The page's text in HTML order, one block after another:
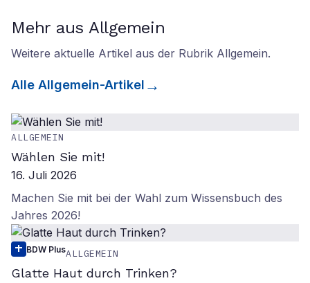
Mehr aus Allgemein
Weitere aktuelle Artikel aus der Rubrik Allgemein.
Alle Allgemein-Artikel
ALLGEMEIN
Wählen Sie mit!
16. Juli 2026
Machen Sie mit bei der Wahl zum Wissensbuch des
Jahres 2026!
BDW PlusALLGEMEIN
Glatte Haut durch Trinken?